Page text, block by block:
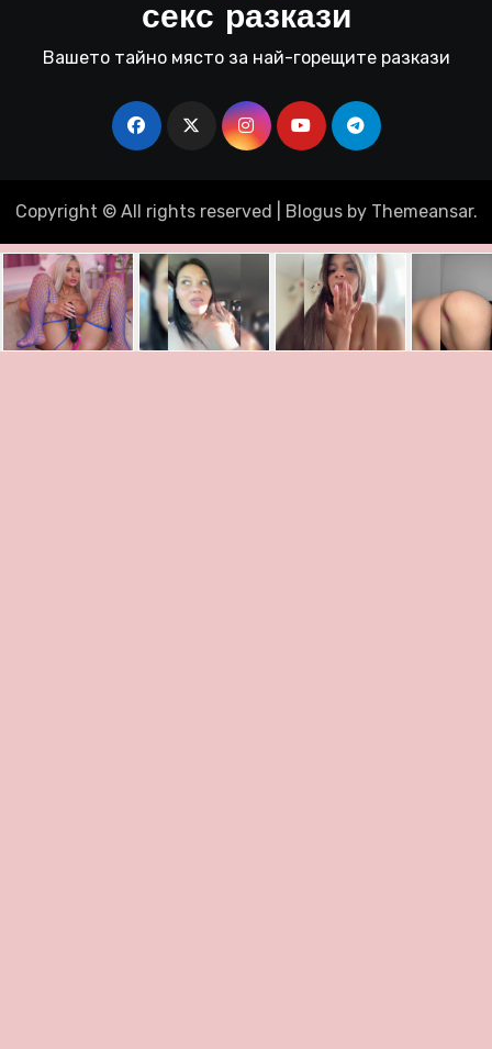
секс разкази
Вашето тайно място за най-горещите разкази
Copyright © All rights reserved Blogusby Themeansar.